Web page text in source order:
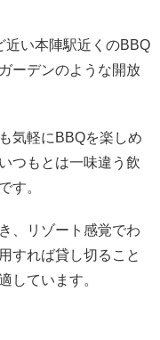
近い本陣駅近くのBBQ
ーデンのような開放
気軽にBBQを楽しめ
つもとは一味違う飲
す。
、リゾート感覚でわ
すれば貸し切ること
しています。